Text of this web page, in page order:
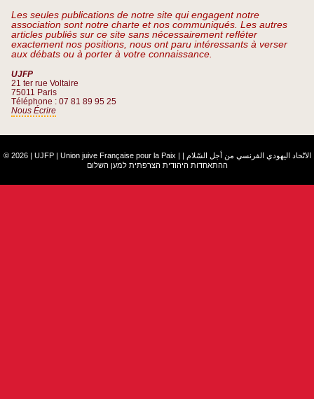
Les seules publications de notre site qui engagent notre
association sont notre charte et nos communiqués. Les autres
articles publiés sur ce site sans nécessairement refléter
exactement nos positions, nous ont paru intéressants à verser
aux débats ou à porter à votre connaissance.
UJFP
21 ter rue Voltaire
75011 Paris
Téléphone : 07 81 89 95 25
Nous Écrire
© 2026 | UJFP | Union juive Française pour la Paix | الاتّحاد اليهودي الفرنسي من أجل السّلام |
ההתאחדות היהודית הצרפתית למען השלום